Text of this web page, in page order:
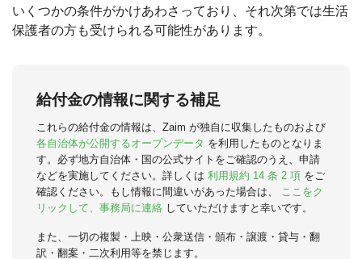
いくつかの条件がかけあわさっており、それ次第では生活
保護者の方も受けられる可能性があります。
給付金の情報に関する補足
これらの給付金の情報は、Zaim が独自に収集したものおよび
各自治体が公開するオープンデータ を利用したものとなりま
す。必ず地方自治体・国の公式サイトをご確認のうえ、申請
などを実施してください。詳しくは 利用規約 14 条 2 項 をご
確認ください。もし情報に間違いがあった場合は、
ここをク
リックして、事務局に連絡 していただけますと幸いです。
また、一切の複製・上映・公衆送信・頒布・譲渡・貸与・翻
訳・翻案・二次利用等を禁じます。